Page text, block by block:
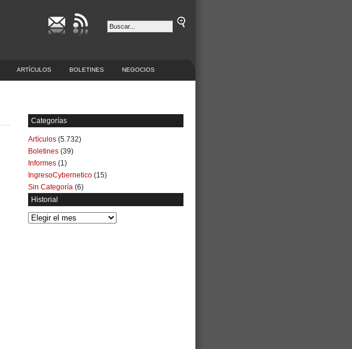
ARTÍCULOS BOLETINES NEGOCIOS
Categorías
Artículos (5.732)
Boletines (39)
Informes (1)
IngresoCybernetico (15)
Sin Categoría (6)
Historial
Historial